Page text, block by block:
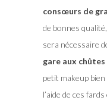
consœurs de
de bonnes qualité,
sera nécessaire
gare aux
petit makeup
l’aide de ces